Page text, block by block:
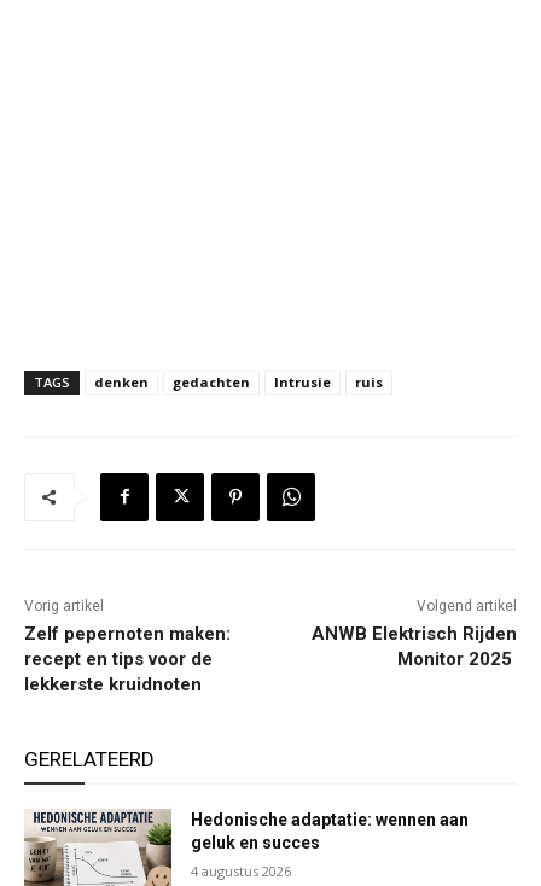
TAGS denken gedachten Intrusie ruis
Vorig artikel
Zelf pepernoten maken:
recept en tips voor de
lekkerste kruidnoten
Volgend artikel
ANWB Elektrisch Rijden
Monitor 2025
GERELATEERD
Hedonische adaptatie: wennen aan
geluk en succes
4 augustus 2026